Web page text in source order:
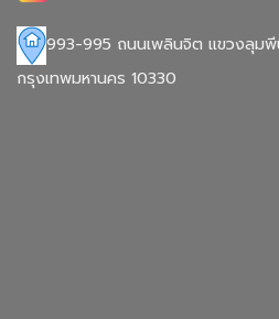
993-995 ถนนเพลินจิต แขวงลุมพี
กรุงเทพมหานคร 10330